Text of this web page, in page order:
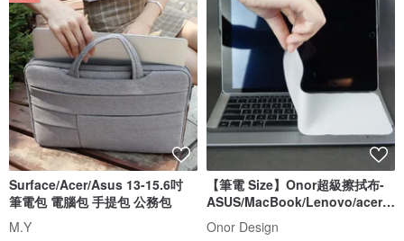
Surface/Acer/Asus 13-15.6吋
筆電包 電腦包 手提包 公務包
M.Y
【筆電 Size】Onor超級擦拭布-
ASUS/MacBook/Lenovo/acer/h
p
Onor Design